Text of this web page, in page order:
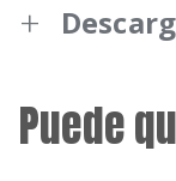
3,5 mm
Acabado
Diseño
BRA
Puede